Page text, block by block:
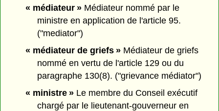
« médiateur »Médiateur nommé par le
ministre en application de l'article 95.
("mediator")
« médiateur de griefs »Médiateur de griefs
nommé en vertu de l'article 129 ou du
paragraphe 130(8). ("grievance médiator")
« ministre »Le membre du Conseil exécutif
chargé par le lieutenant-gouverneur en